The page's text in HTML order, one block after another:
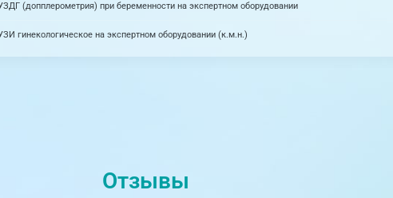
(допплерометрия) при беременности на экспертном оборудовании
гинекологическое на экспертном оборудовании (к.м.н.)
Отзывы